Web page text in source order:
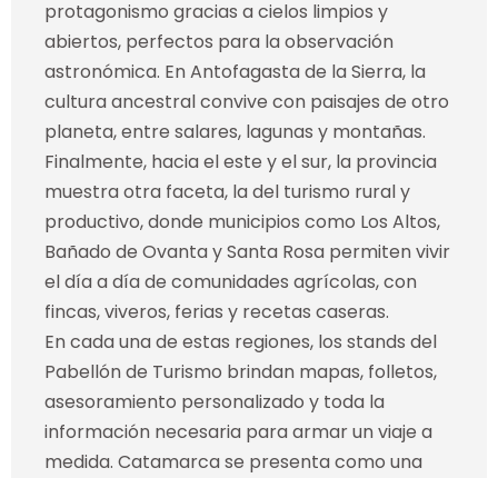
protagonismo gracias a cielos limpios y
abiertos, perfectos para la observación
astronómica. En Antofagasta de la Sierra, la
cultura ancestral convive con paisajes de otro
planeta, entre salares, lagunas y montañas.
Finalmente, hacia el este y el sur, la provincia
muestra otra faceta, la del turismo rural y
productivo, donde municipios como Los Altos,
Bañado de Ovanta y Santa Rosa permiten vivir
el día a día de comunidades agrícolas, con
fincas, viveros, ferias y recetas caseras.
En cada una de estas regiones, los stands del
Pabellón de Turismo brindan mapas, folletos,
asesoramiento personalizado y toda la
información necesaria para armar un viaje a
medida. Catamarca se presenta como una